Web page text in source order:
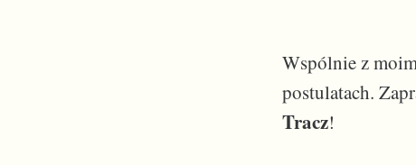
Wspólnie z
postulatach.
Tracz!